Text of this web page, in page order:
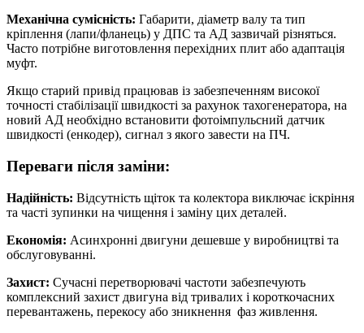
Механічна сумісність: Габарити, діаметр валу та тип
кріплення (лапи/фланець) у ДПС та АД зазвичай різняться.
Часто потрібне виготовлення перехідних плит або адаптація
муфт.
Якщо старий привід працював із забезпеченням високої
точності стабілізації швидкості за рахунок тахогенератора, на
новий АД необхідно встановити фотоімпульсний датчик
швидкості (енкодер), сигнал з якого завести на ПЧ.
Переваги після заміни:
Надійність: Відсутність щіток та колектора виключає іскріння
та часті зупинки на чищення і заміну цих деталей.
Економія: Асинхронні двигуни дешевше у виробництві та
обслуговуванні.
Захист: Сучасні перетворювачі частоти забезпечують
комплексний захист двигуна від тривалих і короткочасних
перевантажень, перекосу або зникнення фаз живлення.